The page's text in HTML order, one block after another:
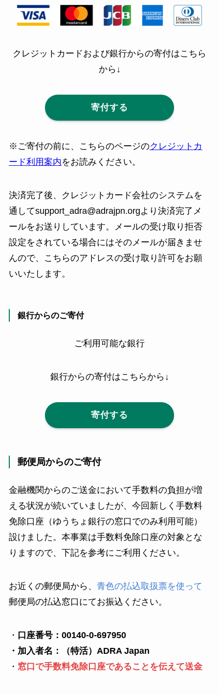
クレジットカードおよび銀行からの寄付はこちら
から↓
寄付する
※ご寄付の前に、こちらのページのクレジットカ
ード利用案内をお読みください。
決済完了後、クレジットカード会社のシステムを
通してsupport_adra@adrajpn.orgより決済完了メ
ールをお送りしています。メールの受け取り拒否
設定をされている場合にはそのメールが届きませ
んので、こちらのアドレスの受け取り許可をお願
いいたします。
銀行からのご寄付
ご利用可能な銀行
銀行からの寄付はこちらから↓
寄付する
郵便局からのご寄付
金融機関からのご送金において手数料の負担が増
える状況が続いていましたが、今回新しく手数料
免除口座（ゆうちょ銀行の窓口でのみ利用可能）
設けました。本事業は手数料免除口座の対象とな
りますので、下記を参考にご利用ください。
お近くの郵便局から、 青色の払込取扱票を使って
郵便局の払込窓口にてお振込ください。
・ 口座番号：00140-0-697950
・加入者名：（特活）ADRA Japan
・ 窓口で手数料免除口座であることを伝えて送金